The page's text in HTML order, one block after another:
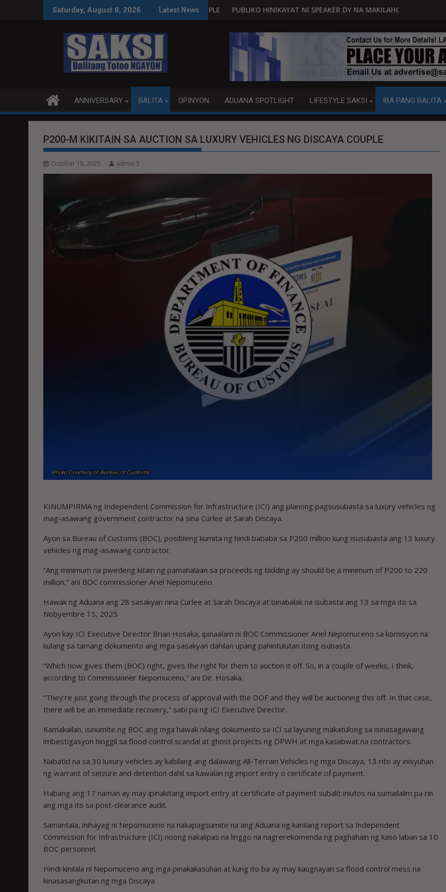
Saturday, August 8, 2026 Latest News
SA WPS O MAGBITIW
SA KONGRESO NA SUSPENDIHIN IMPLEMENTASYON NG RPVARAPUBLIKO HINIKAYAT NI SPEAKER DY NA MAKILAHOK SA PAGBUO NG MGA BATAS
MALACAÑANG PINAAARAL
ANNIVERSARY BALITA OPINYON ADUANA SPOTLIGHT LIFESTYLE SAKSI IBA PANG BALITA
P200-M KIKITAIN SA AUCTION SA LUXURY VEHICLES NG DISCAYA COUPLE
October 18, 2025 admin 3
KINUMPIRMA ng Independent Commission for Infrastructure (ICI) ang planong pagsusubasta sa luxury vehicles ng
mag-asawang government contractor na sina Curlee at Sarah Discaya.
Ayon sa Bureau of Customs (BOC), posibleng kumita ng hindi bababa sa P200 million kung isusubasta ang 13 luxury
vehicles ng mag-asawang contractor.
“Ang minimum na pwedeng kitain ng pamahalaan sa proceeds ng bidding ay should be a minimum of P200 to 220
million,” ani BOC commissioner Ariel Nepomuceno.
Hawak ng Aduana ang 28 sasakyan nina Curlee at Sarah Discaya at binabalak na isubasta ang 13 sa mga ito sa
Nobyembre 15, 2025.
Ayon kay ICI Executive Director Brian Hosaka, ipinaalam ni BOC Commissioner Ariel Nepomuceno sa komisyon na
kulang sa tamang dokumento ang mga sasakyan dahilan upang pahintulutan itong isubasta.
“Which now gives them (BOC) right, gives the right for them to auction it off. So, in a couple of weeks, I think,
according to Commissioner Nepomuceno,” ani Dir. Hosaka.
“They’re just going through the process of approval with the DOF and they will be auctioning this off. In that case,
there will be an immediate recovery,” sabi pa ng ICI Executive Director.
Kamakailan, isinumite ng BOC ang mga hawak nilang dokumento sa ICI sa layuning makatulong sa isinasagawang
imbestigasyon hinggil sa flood control scandal at ghost projects ng DPWH at mga kasabwat na contractors.
Nabatid na sa 30 luxury vehicles ay kabilang ang dalawang All-Terrain Vehicles ng mga Discaya, 13 rito ay inisyuhan
ng warrant of seizure and detention dahil sa kawalan ng import entry o certificate of payment.
Habang ang 17 naman ay may ipinakitang import entry at certificate of payment subalit iniutos na sumailalim pa rin
ang mga ito sa post-clearance audit.
Samantala, inihayag ni Nepomuceno na nakapagsumite na ang Aduana ng kanilang report sa Independent
Commission for Infrastructure (ICI) noong nakalipas na linggo na nagrerekomenda ng paghahain ng kaso laban sa 10
BOC personnel.
Hindi kinilala ni Nepomuceno ang mga pinakakasuhan at kung ito ba ay may kaugnayan sa flood control mess na
kinasasangkutan ng mga Discaya